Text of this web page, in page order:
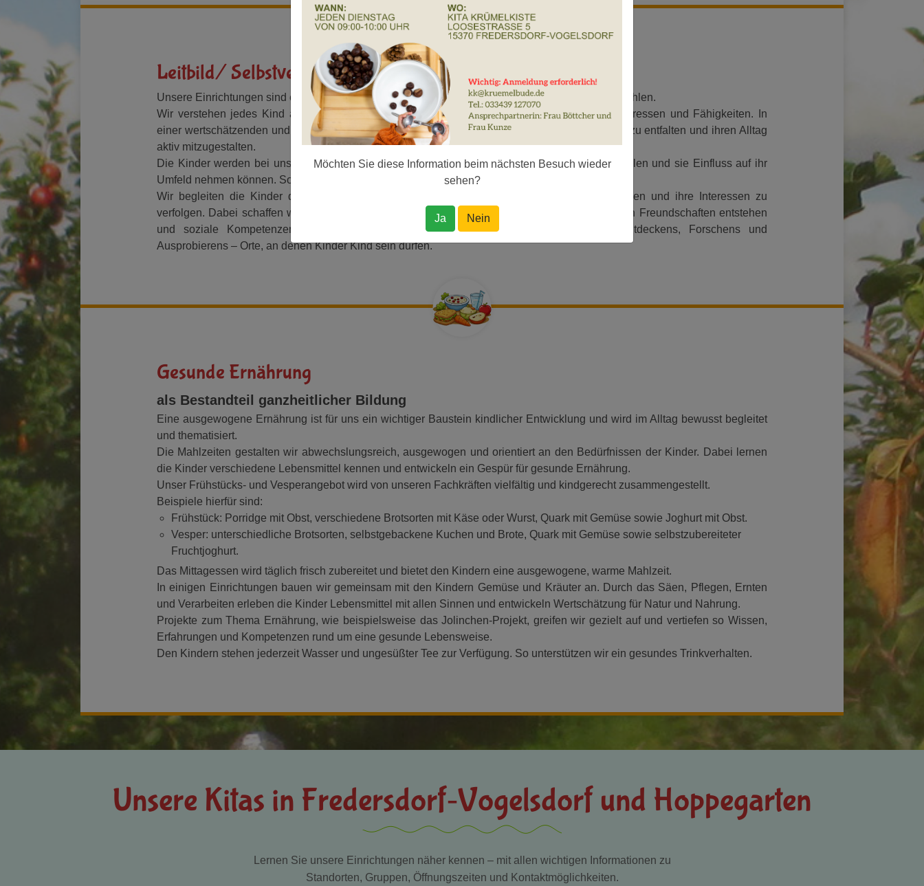
Leitbild/ Selbstverständnis
Unsere Einrichtungen sind ein Ort für Kinder, an dem sie sich willkommen, sicher und geborgen fühlen.
Wir verstehen jedes Kind als eigenständige Persönlichkeit mit individuellen Bedürfnissen, Interessen und Fähigkeiten. In
einer wertschätzenden und vertrauensvollen Atmosphäre ermöglichen wir den Kindern, sich frei zu entfalten und ihren Alltag
aktiv mitzugestalten.
Die Kinder werden bei uns gehört und ernst genommen. Sie erleben, dass ihre Meinungen zählen und sie Einfluss auf ihr
Umfeld nehmen können. So stärken wir ihr Selbstvertrauen und ihre Selbstwirksamkeit.
Wir begleiten die Kinder dabei, in ihrem eigenen Tempo zu lernen, ihre Stärken zu entdecken und ihre Interessen zu
verfolgen. Dabei schaffen wir Räume für Spiel, Begegnung und gemeinsames Erleben, in denen Freundschaften entstehen
und soziale Kompetenzen wachsen. Unsere Einrichtungen sind lebendige Orte des Entdeckens, Forschens und
Ausprobierens – Orte, an denen Kinder Kind sein dürfen.
Gesunde Ernährung
als Bestandteil ganzheitlicher Bildung
Eine ausgewogene Ernährung ist für uns ein wichtiger Baustein kindlicher Entwicklung und wird im Alltag bewusst begleitet
und thematisiert.
Die Mahlzeiten gestalten wir abwechslungsreich, ausgewogen und orientiert an den Bedürfnissen der Kinder. Dabei lernen
die Kinder verschiedene Lebensmittel kennen und entwickeln ein Gespür für gesunde Ernährung.
Unser Frühstücks- und Vesperangebot wird von unseren Fachkräften vielfältig und kindgerecht zusammengestellt.
Beispiele hierfür sind:
Frühstück: Porridge mit Obst, verschiedene Brotsorten mit Käse oder Wurst, Quark mit Gemüse sowie Joghurt mit Obst.
Vesper: unterschiedliche Brotsorten, selbstgebackene Kuchen und Brote, Quark mit Gemüse sowie selbstzubereiteter
Fruchtjoghurt.
Das Mittagessen wird täglich frisch zubereitet und bietet den Kindern eine ausgewogene, warme Mahlzeit.
In einigen Einrichtungen bauen wir gemeinsam mit den Kindern Gemüse und Kräuter an. Durch das Säen, Pflegen, Ernten
und Verarbeiten erleben die Kinder Lebensmittel mit allen Sinnen und entwickeln Wertschätzung für Natur und Nahrung.
Projekte zum Thema Ernährung, wie beispielsweise das Jolinchen-Projekt, greifen wir gezielt auf und vertiefen so Wissen,
Erfahrungen und Kompetenzen rund um eine gesunde Lebensweise.
Den Kindern stehen jederzeit Wasser und ungesüßter Tee zur Verfügung. So unterstützen wir ein gesundes Trinkverhalten.
Unsere Kitas in Fredersdorf‑Vogelsdorf und Hoppegarten
Lernen Sie unsere Einrichtungen näher kennen – mit allen wichtigen Informationen zu
Standorten, Gruppen, Öffnungszeiten und Kontaktmöglichkeiten.
Möchten Sie diese Information beim nächsten Besuch wieder
sehen?
Ja Nein